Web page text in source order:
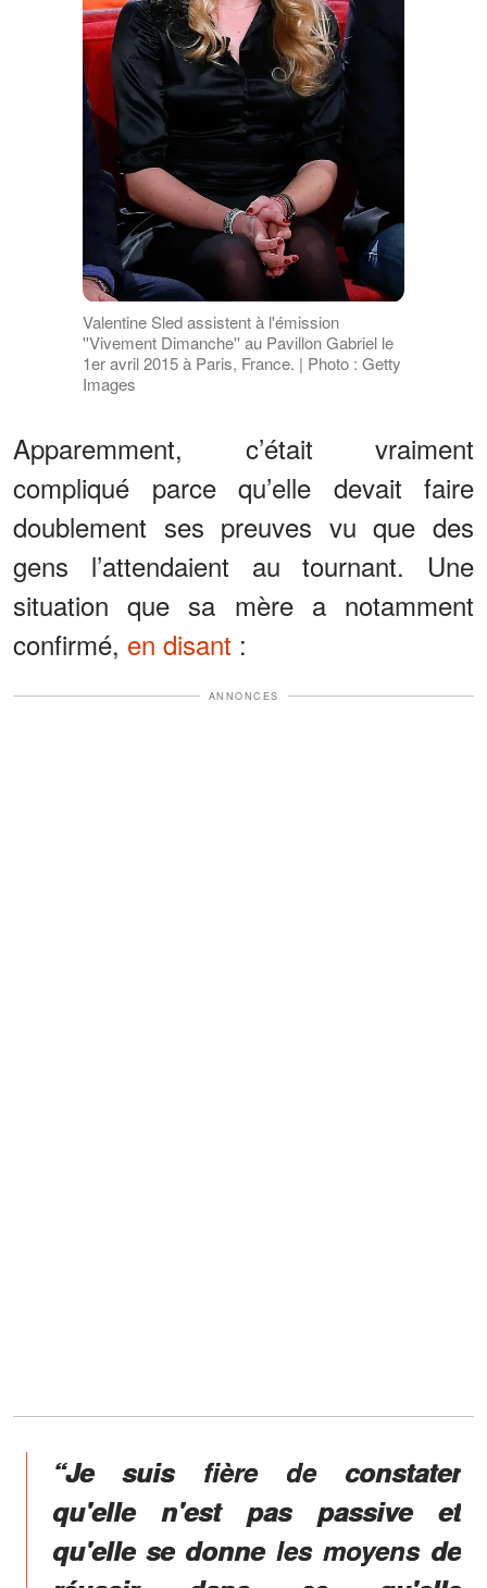
Valentine Sled assistent à l'émission
''Vivement Dimanche'' au Pavillon Gabriel le
1er avril 2015 à Paris, France. | Photo : Getty
Images
Apparemment, c’était vraiment
compliqué parce qu’elle devait faire
doublement ses preuves vu que des
gens l’attendaient au tournant. Une
situation que sa mère a notamment
confirmé, en disant :
ANNONCES
“Je suis fière de constater
qu'elle n'est pas passive et
qu'elle se donne les moyens de